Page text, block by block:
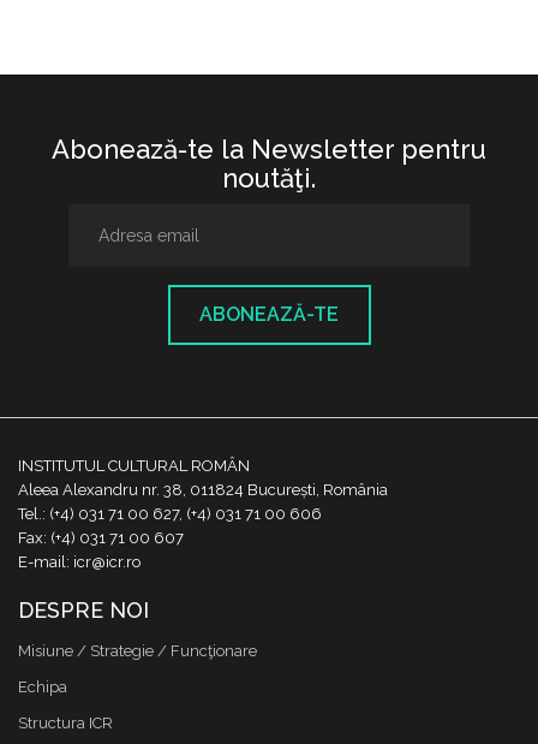
Abonează-te la Newsletter pentru
noutăţi.
ABONEAZĂ-TE
INSTITUTUL CULTURAL ROMÂN
Aleea Alexandru nr. 38, 011824 București, România
Tel.: (+4) 031 71 00 627, (+4) 031 71 00 606
Fax: (+4) 031 71 00 607
E-mail: icr@icr.ro
DESPRE NOI
Misiune / Strategie / Funcţionare
Echipa
Structura ICR